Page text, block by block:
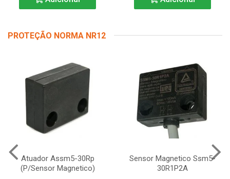
PROTEÇÃO NORMA NR12
Atuador Assm5-30Rp
(P/Sensor Magnetico)
Sensor Magnetico Ssm5-
30R1P2A